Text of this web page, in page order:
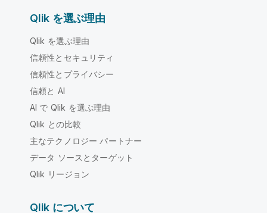
Qlik を選ぶ理由
Qlik を選ぶ理由
信頼性とセキュリティ
信頼性とプライバシー
信頼と AI
AI で Qlik を選ぶ理由
Qlik との比較
主なテクノロジー パートナー
データ ソースとターゲット
Qlik リージョン
Qlik について